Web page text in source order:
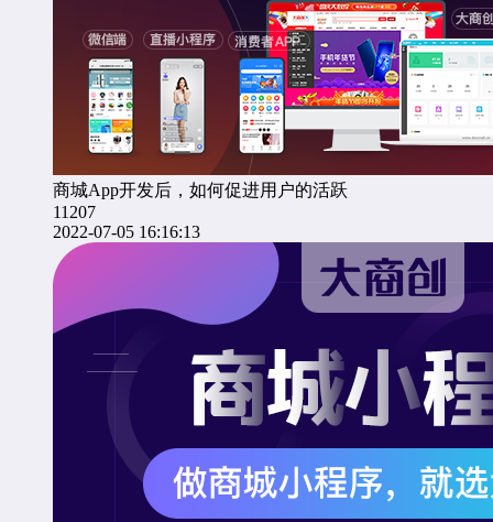
商城App开发后，如何促进用户的活跃
11207
2022-07-05 16:16:13